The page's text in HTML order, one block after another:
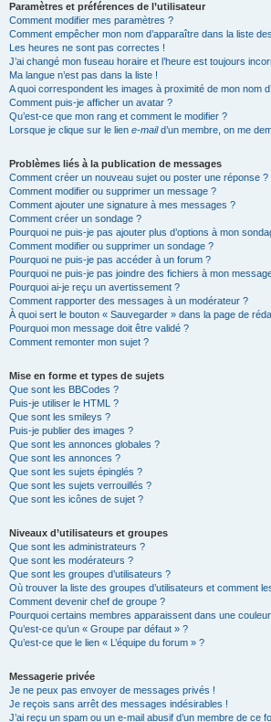
Paramètres et préférences de l’utilisateur
Comment modifier mes paramètres ?
Comment empêcher mon nom d’apparaître dans la liste
Les heures ne sont pas correctes !
J’ai changé mon fuseau horaire et l’heure est toujours
Ma langue n’est pas dans la liste !
A quoi correspondent les images à proximité de mon nom
Comment puis-je afficher un avatar ?
Qu’est-ce que mon rang et comment le modifier ?
Lorsque je clique sur le lien e-maild’un membre, on me
Problèmes liés à la publication de messages
Comment créer un nouveau sujet ou poster une réponse ?
Comment modifier ou supprimer un message ?
Comment ajouter une signature à mes messages ?
Comment créer un sondage ?
Pourquoi ne puis-je pas ajouter plus d’options à mon
Comment modifier ou supprimer un sondage ?
Pourquoi ne puis-je pas accéder à un forum ?
Pourquoi ne puis-je pas joindre des fichiers à mon
Pourquoi ai-je reçu un avertissement ?
Comment rapporter des messages à un modérateur ?
À quoi sert le bouton « Sauvegarder » dans la page de
Pourquoi mon message doit être validé ?
Comment remonter mon sujet ?
Mise en forme et types de sujets
Que sont les BBCodes ?
Puis-je utiliser le HTML ?
Que sont les smileys ?
Puis-je publier des images ?
Que sont les annonces globales ?
Que sont les annonces ?
Que sont les sujets épinglés ?
Que sont les sujets verrouillés ?
Que sont les icônes de sujet ?
Niveaux d’utilisateurs et groupes
Que sont les administrateurs ?
Que sont les modérateurs ?
Que sont les groupes d’utilisateurs ?
Où trouver la liste des groupes d’utilisateurs et comment
Comment devenir chef de groupe ?
Pourquoi certains membres apparaissent dans une
Qu’est-ce qu’un « Groupe par défaut » ?
Qu’est-ce que le lien « L’équipe du forum » ?
Messagerie privée
Je ne peux pas envoyer de messages privés !
Je reçois sans arrêt des messages indésirables !
J’ai reçu un spam ou un e-mail abusif d’un membre de ce